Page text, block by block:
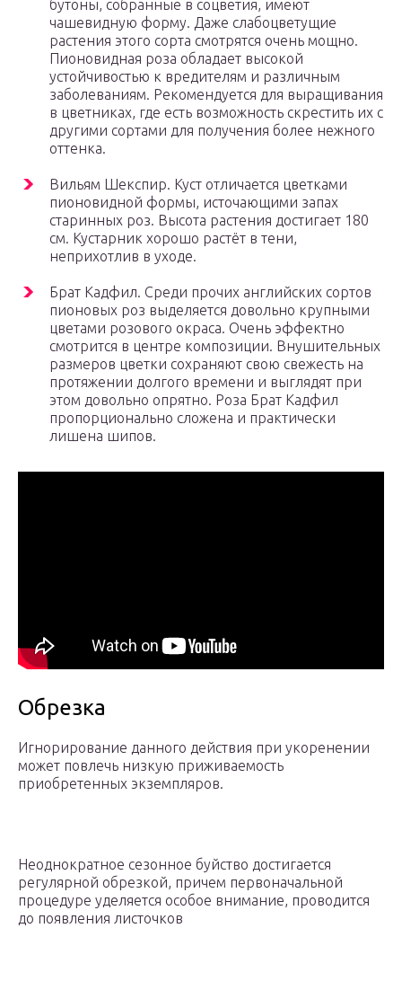
бутоны, собранные в соцветия, имеют
чашевидную форму. Даже слабоцветущие
растения этого сорта смотрятся очень мощно.
Пионовидная роза обладает высокой
устойчивостью к вредителям и различным
заболеваниям. Рекомендуется для выращивания
в цветниках, где есть возможность скрестить их с
другими сортами для получения более нежного
оттенка.
Вильям Шекспир. Куст отличается цветками
пионовидной формы, источающими запах
старинных роз. Высота растения достигает 180
см. Кустарник хорошо растёт в тени,
неприхотлив в уходе.
Брат Кадфил. Среди прочих английских сортов
пионовых роз выделяется довольно крупными
цветами розового окраса. Очень эффектно
смотрится в центре композиции. Внушительных
размеров цветки сохраняют свою свежесть на
протяжении долгого времени и выглядят при
этом довольно опрятно. Роза Брат Кадфил
пропорционально сложена и практически
лишена шипов.
Обрезка
Игнорирование данного действия при укоренении
может повлечь низкую приживаемость
приобретенных экземпляров.
Неоднократное сезонное буйство достигается
регулярной обрезкой, причем первоначальной
процедуре уделяется особое внимание, проводится
до появления листочков